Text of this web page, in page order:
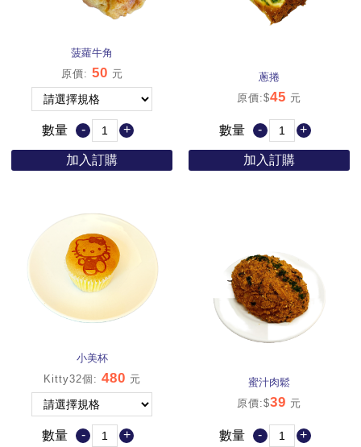
菠蘿牛角
原價: 50 元
數量 - +
加入訂購
蔥捲
原價:$45 元
數量 - +
加入訂購
小美杯
Kitty32個 : 480 元
數量 - +
蜜汁肉鬆
原價:$39 元
數量 - +